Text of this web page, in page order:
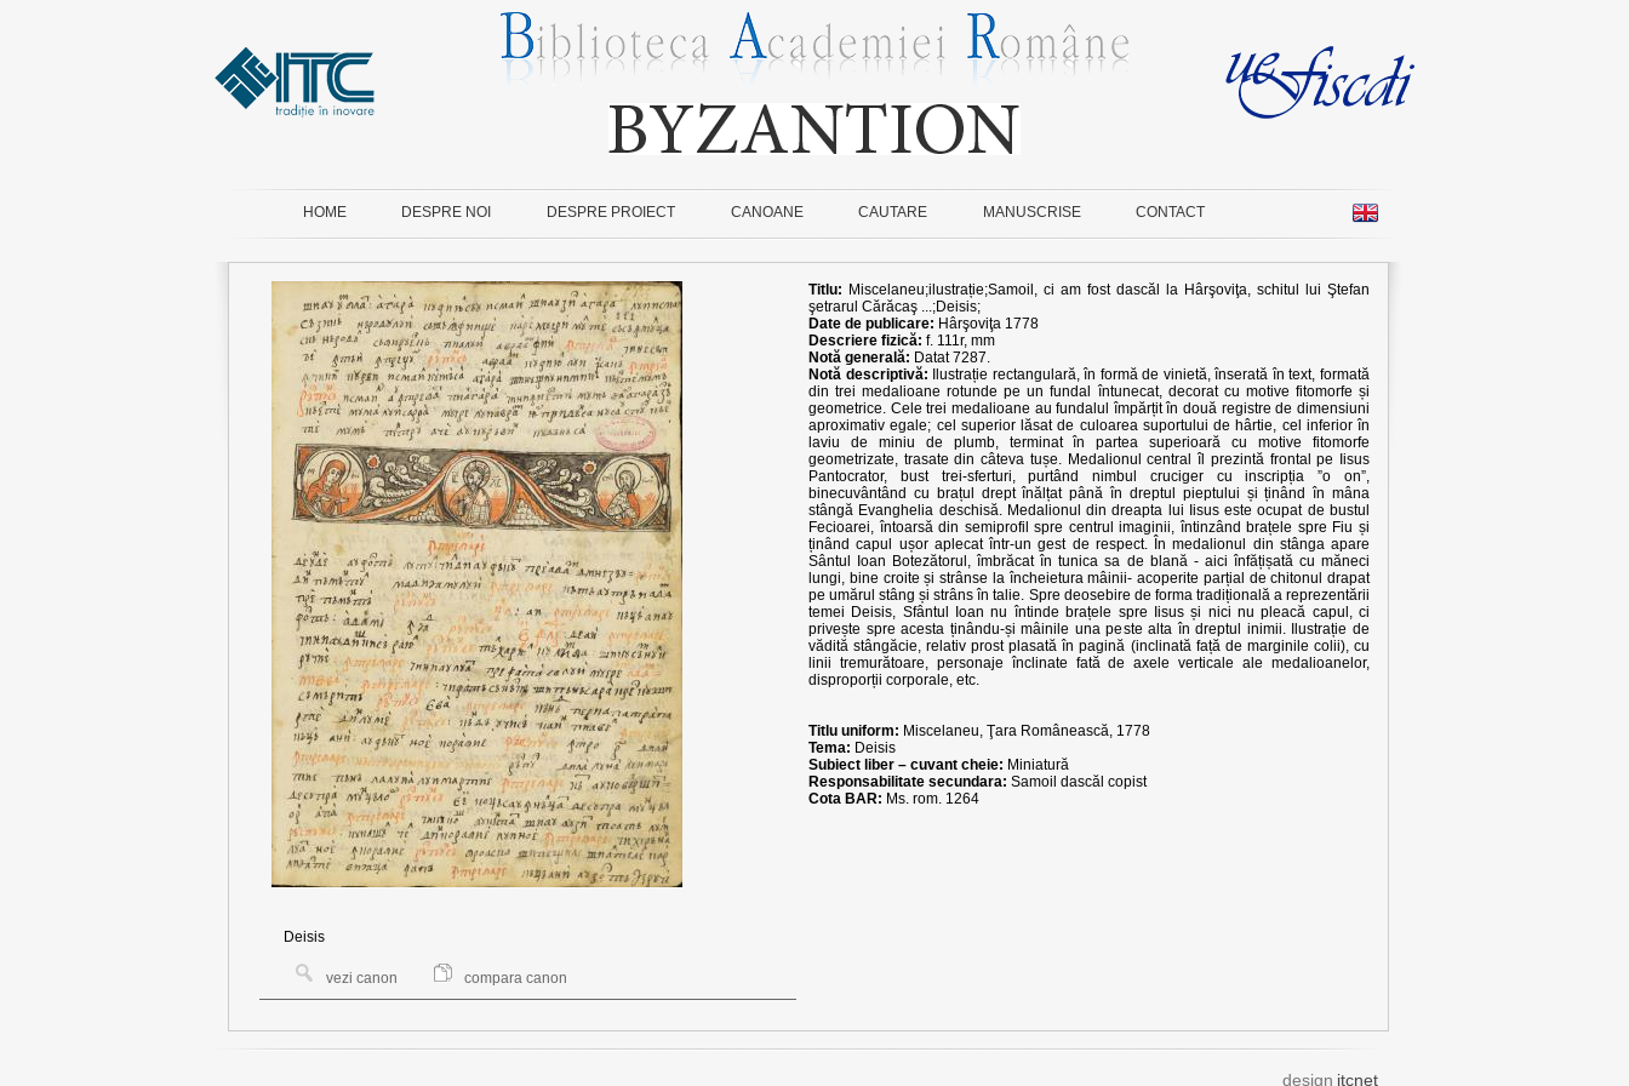
HOME DESPRE NOI DESPRE PROIECT CANOANE CAUTARE MANUSCRISE CONTACT
Deisis
vezi canon compara canon
Titlu: Miscelaneu;ilustrație;Samoil, ci am fost dascăl la Hârşoviţa, schitul lui Ştefan
şetrarul Cărăcaş ...;Deisis;
Date de publicare: Hârşoviţa 1778
Descriere fizică: f. 111r, mm
Notă generală: Datat 7287.
Notă descriptivă: Ilustrație rectangulară, în formă de vinietă, înserată în text, formată
din trei medalioane rotunde pe un fundal întunecat, decorat cu motive fitomorfe și
geometrice. Cele trei medalioane au fundalul împărțit în două registre de dimensiuni
aproximativ egale; cel superior lăsat de culoarea suportului de hârtie, cel inferior în
laviu de miniu de plumb, terminat în partea superioară cu motive fitomorfe
geometrizate, trasate din câteva tușe. Medalionul central îl prezintă frontal pe Iisus
Pantocrator, bust trei-sferturi, purtând nimbul cruciger cu inscripția ”o on”,
binecuvântând cu brațul drept înălțat până în dreptul pieptului și ținând în mâna
stângă Evanghelia deschisă. Medalionul din dreapta lui Iisus este ocupat de bustul
Fecioarei, întoarsă din semiprofil spre centrul imaginii, întinzând brațele spre Fiu și
ținând capul ușor aplecat într-un gest de respect. În medalionul din stânga apare
Sântul Ioan Botezătorul, îmbrăcat în tunica sa de blană - aici înfățișată cu măneci
lungi, bine croite și strânse la încheietura mâinii- acoperite parțial de chitonul drapat
pe umărul stâng și strâns în talie. Spre deosebire de forma tradițională a reprezentării
temei Deisis, Sfântul Ioan nu întinde brațele spre Iisus și nici nu pleacă capul, ci
privește spre acesta ținându-și mâinile una peste alta în dreptul inimii. Ilustrație de
vădită stângăcie, relativ prost plasată în pagină (inclinată față de marginile colii), cu
linii tremurătoare, personaje înclinate fată de axele verticale ale medalioanelor,
disproporții corporale, etc.
Titlu uniform: Miscelaneu, Ţara Românească, 1778
Tema: Deisis
Subiect liber – cuvant cheie: Miniatură
Responsabilitate secundara: Samoil dascăl copist
Cota BAR: Ms. rom. 1264
design itcnet